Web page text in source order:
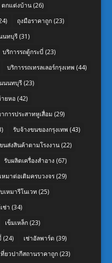
ตกแต่งบ้าน(26)
ถุงมือราคาถูก(23)
นทบุรี(31)
บริการรถตู้กระบี่ (23)
บริการรถเทรลเลอร์กรุงเทพ (44)
นนทบุรี(23)
ยหอ(42)
การประสาทหูเสื่อม (29)
รับจ้างขนของกรุงเทพ (43)
นส่งสินค้าตามโรงงาน(22)
รับผลิตเครื่องสำอาง (67)
หมาต่อเติมครบวงจร(29)
เหมารีโนเวท (25)
ช่า (34)
เข็มเหล็ก(23)
(24) เช่าอัลพาร์ด (39)
ที่ยวปากีสถานราคาถูก(23)